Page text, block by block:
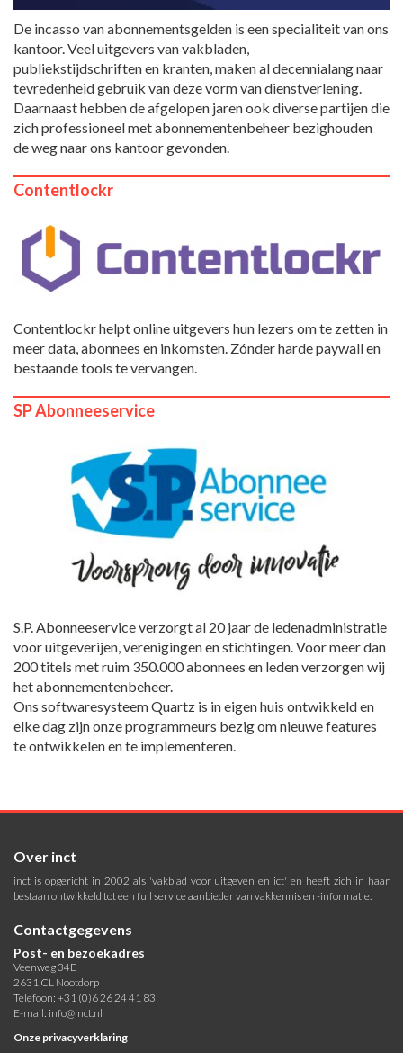
De incasso van abonnementsgelden is een specialiteit van ons
kantoor. Veel uitgevers van vakbladen,
publiekstijdschriften en kranten, maken al decennialang naar
tevredenheid gebruik van deze vorm van dienstverlening.
Daarnaast hebben de afgelopen jaren ook diverse partijen die
zich professioneel met abonnementenbeheer bezighouden
de weg naar ons kantoor gevonden.
Contentlockr
Contentlockr helpt online uitgevers hun lezers om te zetten in
meer data, abonnees en inkomsten. Zónder harde paywall en
bestaande tools te vervangen.
SP Abonneeservice
S.P. Abonneeservice verzorgt al 20 jaar de ledenadministratie
voor uitgeverijen, verenigingen en stichtingen. Voor meer dan
200 titels met ruim 350.000 abonnees en leden verzorgen wij
het abonnementenbeheer.
Ons softwaresysteem Quartz is in eigen huis ontwikkeld en
elke dag zijn onze programmeurs bezig om nieuwe features
te ontwikkelen en te implementeren.
Over inct
inct is opgericht in 2002 als 'vakblad voor uitgeven en ict' en heeft zich in haar
bestaan ontwikkeld tot een full service aanbieder van vakkennis en -informatie.
Contactgegevens
Post- en bezoekadres
Veenweg 34E
2631 CL Nootdorp
Telefoon: +31 (0)6 26 24 41 83
E-mail: info@inct.nl
Onze privacyverklaring